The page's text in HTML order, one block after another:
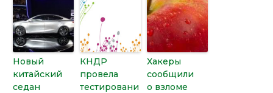
Новый
китайский
седан
КНДР
провела
тестировани
Хакеры
сообщили
о взломе